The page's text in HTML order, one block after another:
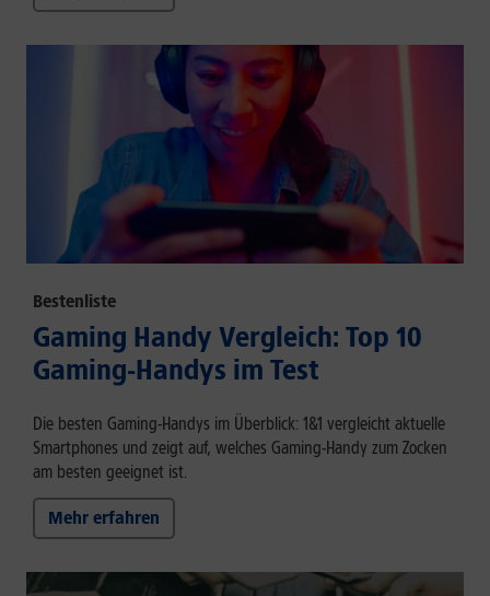
Bestenliste
Gaming Handy Vergleich: Top 10
Gaming-Handys im Test
Die besten Gaming-Handys im Überblick: 1&1 vergleicht aktuelle
Smartphones und zeigt auf, welches Gaming-Handy zum Zocken
am besten geeignet ist.
Mehr erfahren